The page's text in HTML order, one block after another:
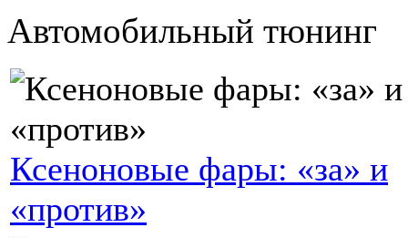
Автомобильный тюнинг
Ксеноновые фары: «за» и
«против»